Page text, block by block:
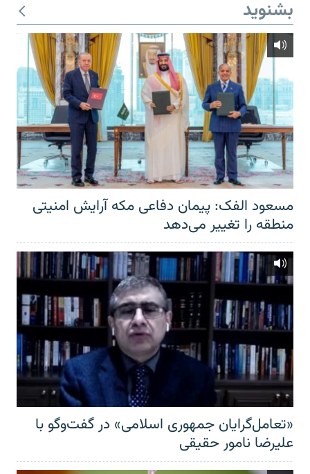
بشنوید
مسعود الفک: پیمان دفاعی مکه آرایش امنیتی
منطقه را تغییر می‌دهد
«تعامل‌گرایان جمهوری اسلامی» در گفت‌وگو با
علیرضا نامور حقیقی